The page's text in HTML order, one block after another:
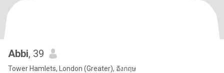
Abbi, 39
Tower Hamlets, London (Greater), อังกฤษ